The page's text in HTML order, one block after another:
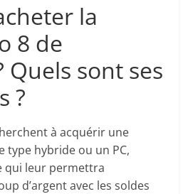
la
8 de
Quels sont ses
?
à acquérir une
type hybride ou un PC,
qui leur permettra
d’argent avec les soldes